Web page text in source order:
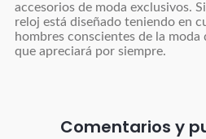
accesorios de moda exclusivos.
reloj está diseñado teniendo en
hombres conscientes de la moda
que apreciará por siempre.
Comentarios